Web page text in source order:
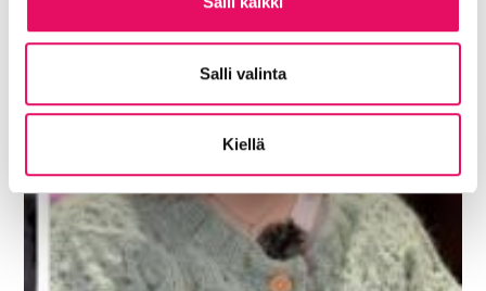
Salli valinta
Kiellä